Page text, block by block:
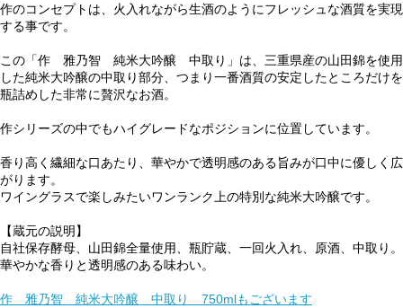
作のコンセプトは、火入れながら生酒のようにフレッシュな酒質を実現
する事です。
この「作 雅乃智 純米大吟醸 中取り」は、三重県産の山田錦を使用
した純米大吟醸の中取り部分、つまり一番酒質の安定したところだけを
瓶詰めした非常に贅沢なお酒。
作シリーズの中でもハイグレードなポジションに位置しています。
香り高く繊細な口あたり、華やかで透明感のある旨みが口中に優しく広
がります。
ワイングラスで楽しみたいワンランク上の特別な純米大吟醸です。
【蔵元の説明】
自社保存酵母、山田錦全量使用、瓶貯蔵、一回火入れ、原酒、中取り。
華やかな香りと透明感のある味わい。
作 雅乃智 純米大吟醸 中取り 750mlもございます